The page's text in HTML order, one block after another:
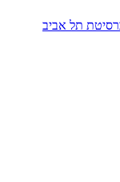
תל אביב